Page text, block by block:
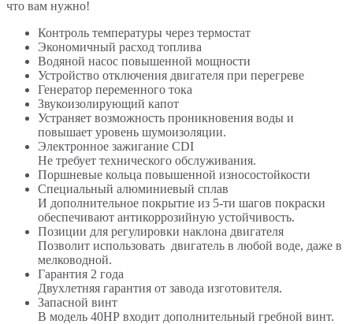
что вам нужно!
Контроль температуры через термостат
Экономичный расход топлива
Водяной насос повышенной мощности
Устройство отключения двигателя при перегреве
Генератор переменного тока
Звукоизолирующий капот
Устраняет возможность проникновения воды и
повышает уровень шумоизоляции.
Электронное зажигание CDI
Не требует технического обслуживания.
Поршневые кольца повышенной износостойкости
Специальный алюминиевый сплав
И дополнительное покрытие из 5-ти шагов покраски
обеспечивают антикоррозийную устойчивость.
Позиции для регулировки наклона двигателя
Позволит использовать двигатель в любой воде, даже в
мелководной.
Гарантия 2 года
Двухлетняя гарантия от завода изготовителя.
Запасной винт
В модель 40HP входит дополнительный гребной винт.